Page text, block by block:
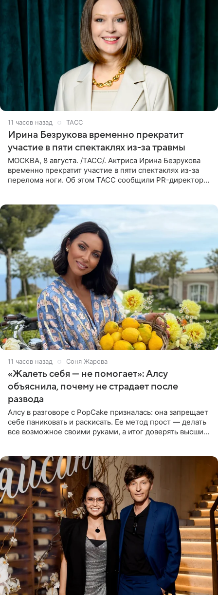
11 часов назад ТАСС
Ирина Безрукова временно прекратит
участие в пяти спектаклях из-за травмы
МОСКВА, 8 августа. /ТАСС/. Актриса Ирина Безрукова
временно прекратит участие в пяти спектаклях из-за
перелома ноги. Об этом ТАСС сообщили PR-директор
11 часов назад Соня Жарова
«Жалеть себя — не помогает»: Алсу
объяснила, почему не страдает после
развода
Алсу в разговоре с PopCake призналась: она запрещает
себе паниковать и раскисать. Ее метод прост — делать
все возможное своими руками, а итог доверять высшим